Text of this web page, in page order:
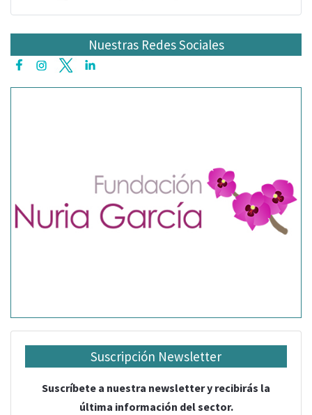
Nuestras Redes Sociales
Suscripción Newsletter
Suscríbete a nuestra newsletter y recibirás la
última información del sector.